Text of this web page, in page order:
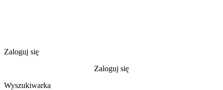
Zaloguj się
Zaloguj się
Wyszukiwarka